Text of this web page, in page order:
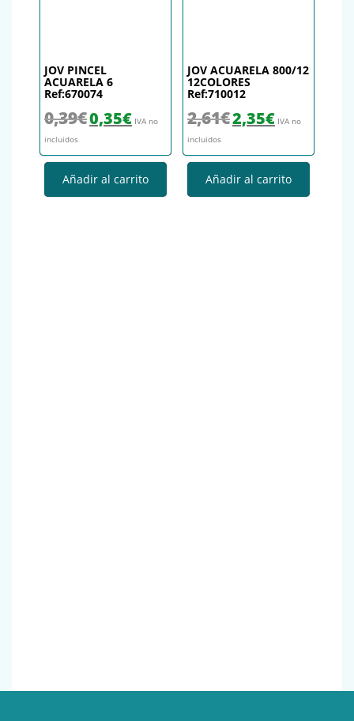
JOV PINCEL
ACUARELA 6
Ref:670074
0,39€ El precio original era: 0,39€.
0,35€El precio actual es: 0,35€.
IVA no
incluidos
Añadir al carrito
JOV ACUARELA 800/12
12COLORES
Ref:710012
2,61€El precio original era: 2,61€.
2,35€El precio actual
IVA no
incluidos
Añadir al carrito